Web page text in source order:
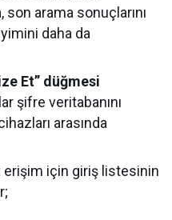
arama sonuçlarını
daha da
Et” düğmesi
şifre veritabanını
arasında
erişim için giriş listesinin